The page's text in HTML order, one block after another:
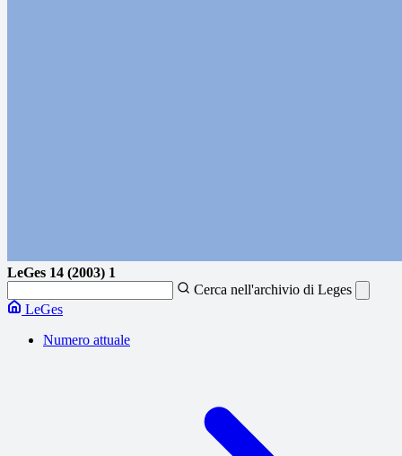
LeGes 14 (2003) 1
Cerca nell'archivio di Leges
LeGes
Numero attuale